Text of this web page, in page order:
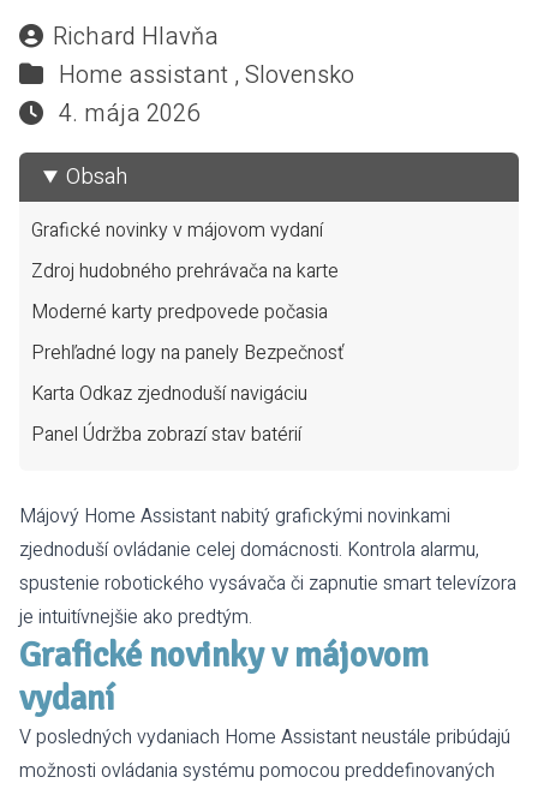
Richard Hlavňa
Home assistant , Slovensko
4. mája 2026
Obsah
Grafické novinky v májovom vydaní
Zdroj hudobného prehrávača na karte
Moderné karty predpovede počasia
Prehľadné logy na panely Bezpečnosť
Karta Odkaz zjednoduší navigáciu
Panel Údržba zobrazí stav batérií
Májový Home Assistant nabitý grafickými novinkami
zjednoduší ovládanie celej domácnosti. Kontrola alarmu,
spustenie robotického vysávača či zapnutie smart televízora
je intuitívnejšie ako predtým.
Grafické novinky v májovom
vydaní
V posledných vydaniach Home Assistant neustále pribúdajú
možnosti ovládania systému pomocou preddefinovaných